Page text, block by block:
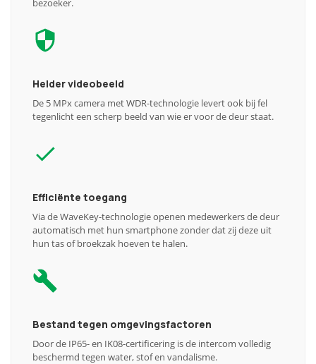
bezoeker.
Helder videobeeld
De 5 MPx camera met WDR-technologie levert ook bij fel
tegenlicht een scherp beeld van wie er voor de deur staat.
Efficiënte toegang
Via de WaveKey-technologie openen medewerkers de deur
automatisch met hun smartphone zonder dat zij deze uit
hun tas of broekzak hoeven te halen.
Bestand tegen omgevingsfactoren
Door de IP65- en IK08-certificering is de intercom volledig
beschermd tegen water, stof en vandalisme.